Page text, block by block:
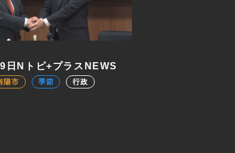
日Nトピ+プラスNEWS
陽市 季節
行政